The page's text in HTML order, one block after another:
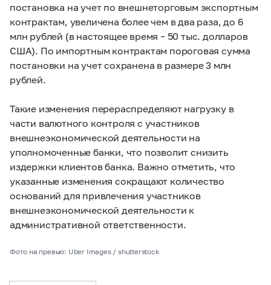
постановка на учет по внешнеторговым экспортным
контрактам, увеличена более чем в два раза, до 6
млн рублей (в настоящее время – 50 тыс. долларов
США). По импортным контрактам пороговая сумма
постановки на учет сохранена в размере 3 млн
рублей.
Такие изменения перераспределяют нагрузку в
части валютного контроля с участников
внешнеэкономической деятельности на
уполномоченные банки, что позволит снизить
издержки клиентов банка. Важно отметить, что
указанные изменения сокращают количество
оснований для привлечения участников
внешнеэкономической деятельности к
административной ответственности.
Фото на превью: Uber Images / shutterstock